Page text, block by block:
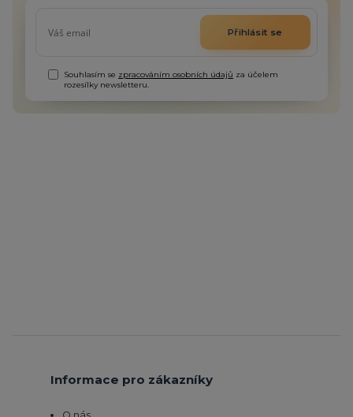
Přihlásit se
Souhlasím se zpracováním osobních údajů za účelem
rozesílky newsletteru.
Informace pro zákazníky